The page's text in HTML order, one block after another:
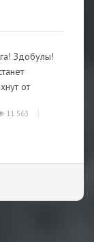
Здобулы!
от
11 563